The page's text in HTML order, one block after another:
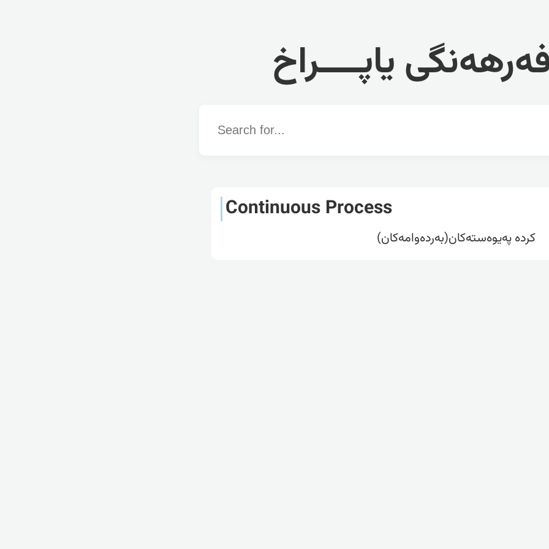
یاپــــراخ
Word
Continuous Process
کردە پەیوەستەکان(بەردەوامەکان)